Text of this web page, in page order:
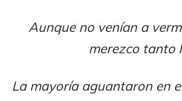
Aunque no venían a
merezco tanto
La mayoría aguantaron en